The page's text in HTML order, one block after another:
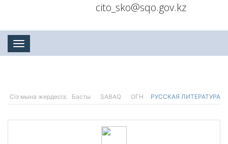
cito_sko@sqo.gov.kz
Toggle navigation
Сіз мына жердесіз: Басты SABAQ ОГН РУССКАЯ ЛИТЕРАТУРА